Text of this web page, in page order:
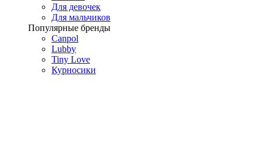
Для девочек
Для мальчиков
Популярные бренды
Canpol
Lubby
Tiny Love
Курносики